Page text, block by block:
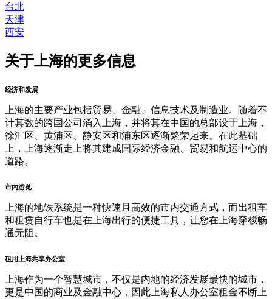
台北
天津
西安
关于上海的更多信息
经济和发展
上海的主要产业包括贸易、金融、信息技术及制造业。随着不
计其数的跨国公司涌入上海，并将其在中国的总部设于上海，
徐汇区、黄浦区、静安区和浦东区逐渐繁荣起来。在此基础
上，上海逐渐走上将其建成国际经济金融、贸易和航运中心的
道路。
市内游览
上海的地铁系统是一种快速且高效的市内交通方式，而出租车
和租赁自行车也是在上海出行的便捷工具，让您在上海穿梭畅
通无阻。
租用上海共享办公室
上海作为一个智慧城市，不仅是内地的经济发展最快的城市，
更是中国的商业及金融中心，因此上海私人办公室租金不断上